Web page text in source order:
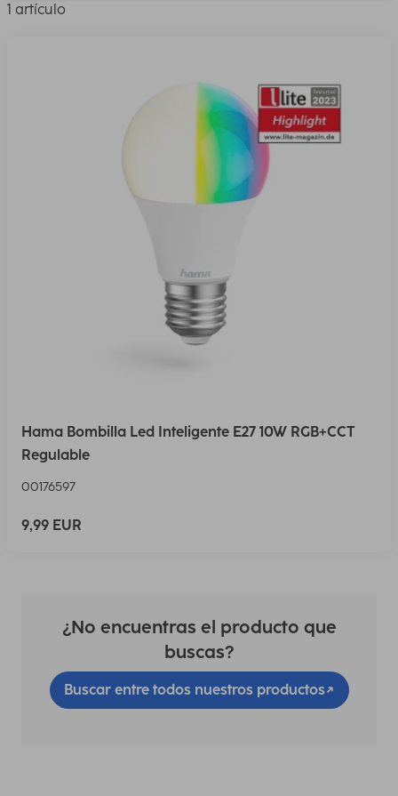
1 artículo
Hama Bombilla Led Inteligente E27 10W RGB+CCT
Regulable
00176597
9,99 EUR
¿No encuentras el producto que
buscas?
Buscar entre todos nuestros productos